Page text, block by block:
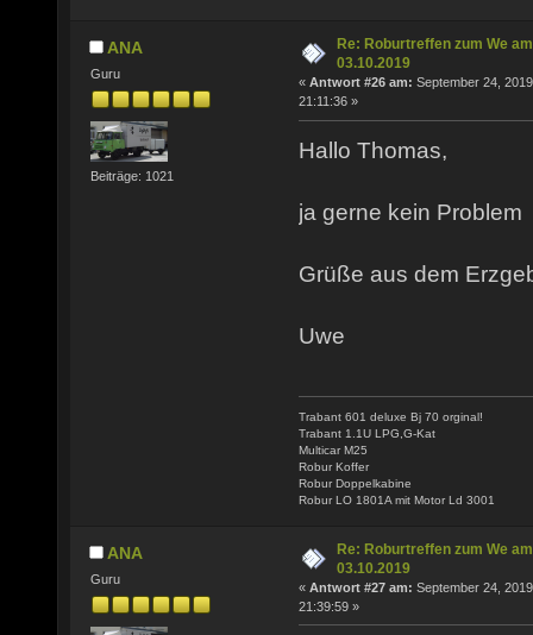
ANA
Guru
Beiträge: 1021
Re: Roburtreffen zum We am
03.10.2019
« Antwort #26 am: September 24,
21:11:36 »
Hallo Thomas,
ja gerne kein Problem
Grüße aus dem
Uwe
Trabant 601 deluxe Bj 70 orginal!
Trabant 1.1U LPG,G-Kat
Multicar M25
Robur Koffer
Robur Doppelkabine
Robur LO 1801A mit Motor Ld 3001
ANA
Guru
Re: Roburtreffen zum We am
03.10.2019
« Antwort #27 am: September 24,
21:39:59 »